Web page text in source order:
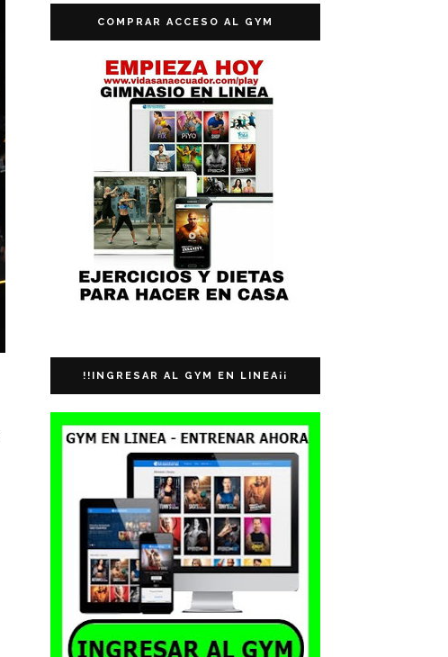
COMPRAR ACCESO AL GYM
!!INGRESAR AL GYM EN LINEA¡¡